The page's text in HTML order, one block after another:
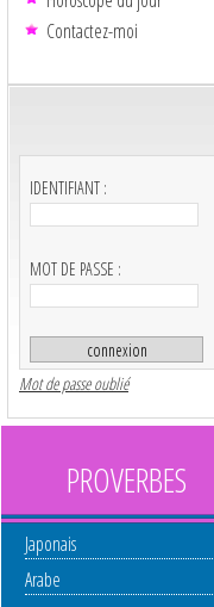
Contactez-moi
IDENTIFIANT :
MOT DE PASSE :
Mot de passe oublié
PROVERBES
Japonais
Arabe